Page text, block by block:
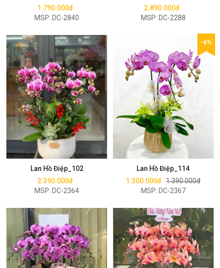
1.790.000đ
MSP: DC-2840
2.890.000đ
MSP: DC-2288
Lan Hồ Điệp_102
2.390.000đ
MSP: DC-2364
Mua ngay
Lan Hồ Điệp_114
1.300.000đ 1.390.000đ
MSP: DC-2367
-6%
Mua ngay